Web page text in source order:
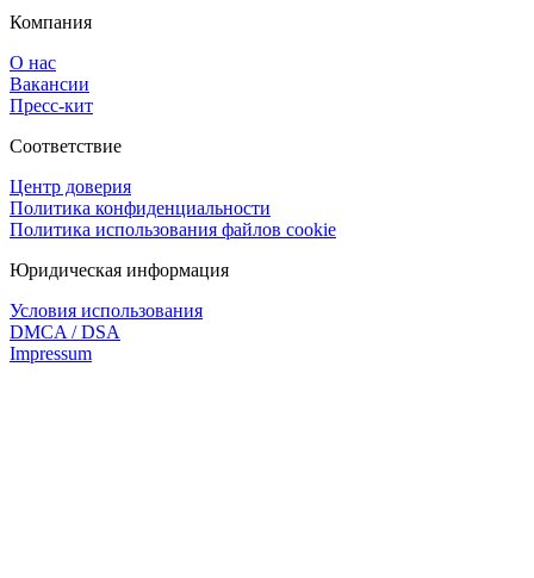
Компания
О нас
Вакансии
Пресс-кит
Соответствие
Центр доверия
Политика конфиденциальности
Политика использования файлов cookie
Юридическая информация
Условия использования
DMCA / DSA
Impressum